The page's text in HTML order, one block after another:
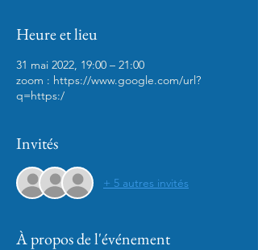
Heure et lieu
31 mai 2022, 19:00 – 21:00
zoom : https://www.google.com/url?
q=https:/
Invités
+ 5 autres invités
À propos de l'événement